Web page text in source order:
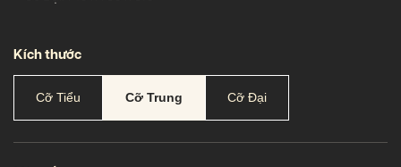
Kích thước
Cỡ Tiểu Cỡ Trung Cỡ Đại